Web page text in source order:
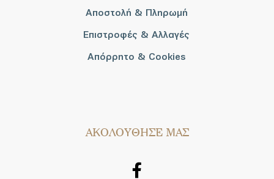
Αποστολή & Πληρωμή
Επιστροφές & Αλλαγές
Απόρρητο & Cookies
AΚΟΛΟΥΘΗΣΕ ΜΑΣ